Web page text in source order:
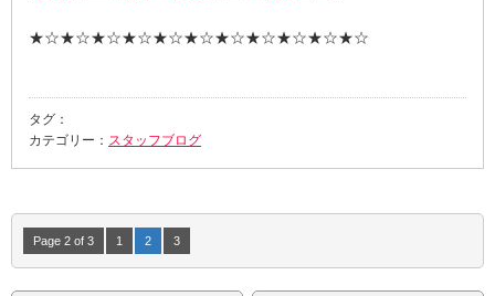
★☆★☆★☆★☆★☆★☆★☆★☆★☆★☆★☆
タグ：
カテゴリー： スタッフブログ
Page 2 of 3 1 2 3